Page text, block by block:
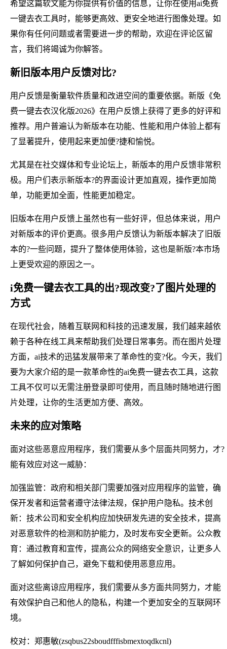
希望这篇软文能为你提供有价值的信息，让你在使用ai免费
一键去衣工具时，能够更高效、更安全地进行图像处理。如
果你有任何问题或者需要进一步的帮助，欢迎在评论区留
言，我们将竭诚为你解答。
新旧版本用户反馈对比?
用户反馈是衡量软件质量和改进空间的重要依据。新版《免
费一键去衣汉化版2026》在用户反馈上获得了更多的好评和
推荐。用户普遍认为新版本在功能、性能和用户体验上都有
了显著提升，使用起来更加便?捷和愉悦。
尤其是在社交媒体和专业论坛上，新版本的用户反馈非常积
极。用户们表示新版本?的界面设计更加直观，操作更加简
单，功能更加全面，性能更加稳定。
旧版本在用户反馈上虽然也有一些好评，但总体来说，用户
对新版本的评价更高。很多用户反馈认为新版本解决了旧版
本的?一些问题，提升了整体使用体验，这也是新版?本市场
上更受欢迎的原因之一。
i免费一键去衣工具的出?现改变?了图片处理的
方式
在现代社会，随着互联网和科技的迅速发展，我们越来越依
赖于各种在线工具来帮助我们处理日常事务。而在图片处理
方面，ai技术的迅猛发展带来了革命性的变?化。今天，我们
要为大家介绍的是一款革命性的ai免费一键去衣工具，这款
工具不仅可以无需注册登录即可使用，而且随时随地进行图
片处理，让你的生活更加方便、高效。
未来的应对策略
面对这些恶意应用程序，我们需要从多个层面共同努力，才?
能有效应对这一威胁：
加强监管：政府和相关部门需要加强对应用程序的监管，确
保开发者和运营者遵守法律法规，保护用户隐私。技术创
新：技术公司和安全机构应加快研发先进的安全技术，提高
对恶意软件的检测和防护能力，及时发布安全更新。公众教
育：通过教育和宣传，提高公众的网络安全意识，让更多人
了解如何保护自己，避免下载和使用恶意应用。
面对这些离谅应用程序，我们需要从多方面共同努力，才能
有效保护自己和他人的隐私，构建一个更加安全的互联网环
境。
校对：郑惠敏(zsqbus22sboudfffisbmextoqdkcnl)